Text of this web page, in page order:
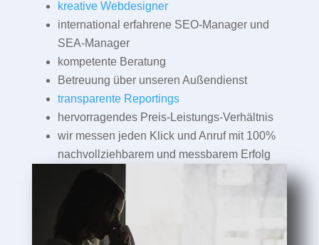
kreative Webdesigner
international erfahrene SEO-Manager und
SEA-Manager
kompetente Beratung
Betreuung über unseren Außendienst
transparente Reportings
hervorragendes Preis-Leistungs-Verhältnis
wir messen jeden Klick und Anruf mit 100%
nachvollziehbarem und messbarem Erfolg